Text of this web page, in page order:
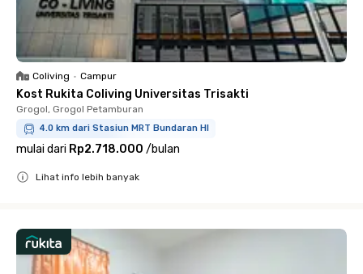
Coliving • Campur
Kost Rukita Coliving Universitas Trisakti
Grogol, Grogol Petamburan
4.0 km dari Stasiun MRT Bundaran HI
mulai dari Rp2.718.000 /bulan
Lihat info lebih banyak